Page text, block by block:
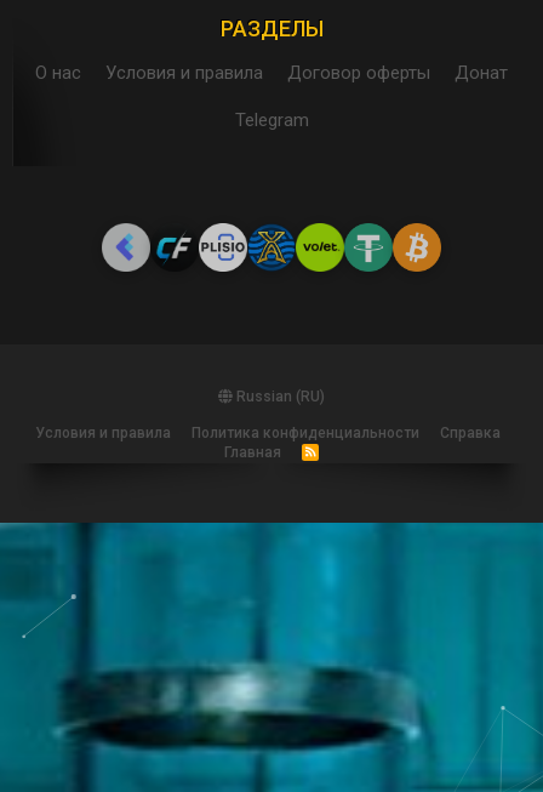
РАЗДЕЛЫ
О нас Условия и правила Договор оферты Донат
Telegram
Russian (RU)
Условия и правила Политика конфиденциальности
Справка
Главная
R